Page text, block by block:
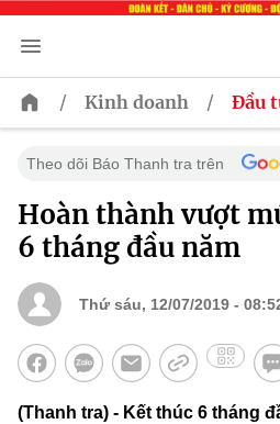
/ Kinh doanh / Đầu
Theo dõi Báo Thanh tra trên
Hoàn thành vượt
6 tháng đầu năm
Thứ sáu, 12/07/2019 -
(Thanh tra) - Kết thúc 6 tháng